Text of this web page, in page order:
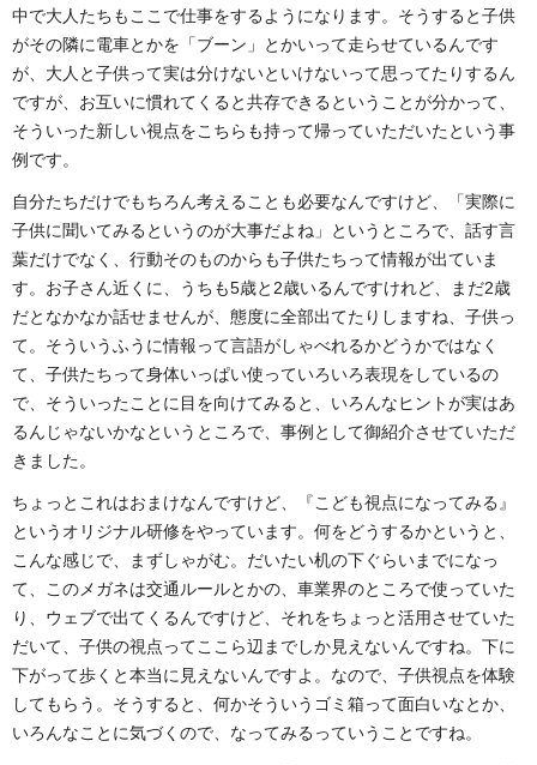
中で大人たちもここで仕事をするようになります。そうすると子供
がその隣に電車とかを「ブーン」とかいって走らせているんです
が、大人と子供って実は分けないといけないって思ってたりするん
ですが、お互いに慣れてくると共存できるということが分かって、
そういった新しい視点をこちらも持って帰っていただいたという事
例です。
自分たちだけでもちろん考えることも必要なんですけど、「実際に
子供に聞いてみるというのが大事だよね」というところで、話す言
葉だけでなく、行動そのものからも子供たちって情報が出ていま
す。お子さん近くに、うちも5歳と2歳いるんですけれど、まだ2歳
だとなかなか話せませんが、態度に全部出てたりしますね、子供っ
て。そういうふうに情報って言語がしゃべれるかどうかではなく
て、子供たちって身体いっぱい使っていろいろ表現をしているの
で、そういったことに目を向けてみると、いろんなヒントが実はあ
るんじゃないかなというところで、事例として御紹介させていただ
きました。
ちょっとこれはおまけなんですけど、『こども視点になってみる』
というオリジナル研修をやっています。何をどうするかというと、
こんな感じで、まずしゃがむ。だいたい机の下ぐらいまでになっ
て、このメガネは交通ルールとかの、車業界のところで使っていた
り、ウェブで出てくるんですけど、それをちょっと活用させていた
だいて、子供の視点ってここら辺までしか見えないんですね。下に
下がって歩くと本当に見えないんですよ。なので、子供視点を体験
してもらう。そうすると、何かそういうゴミ箱って面白いなとか、
いろんなことに気づくので、なってみるっていうことですね。